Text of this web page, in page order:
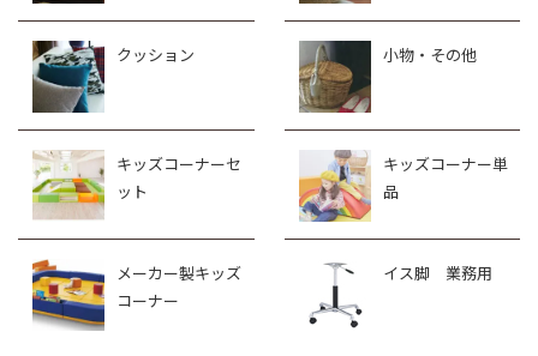
クッション 小物・その他
キッズコーナーセ
ット
キッズコーナー単
品
メーカー製キッズ
コーナー
イス脚 業務用